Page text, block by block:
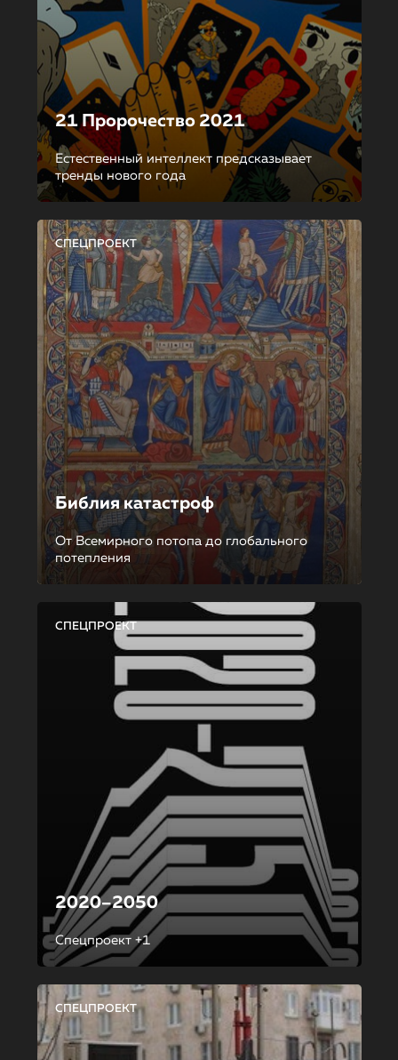
21 Пророчество 2021
Естественный интеллект предсказывает
тренды нового года
СПЕЦПРОЕКТ
Библия катастроф
От Всемирного потопа до глобального
потепления
СПЕЦПРОЕКТ
2020–2050
Спецпроект +1
СПЕЦПРОЕКТ